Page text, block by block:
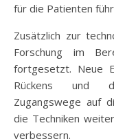
für die Patienten
Zusätzlich zur
Forschung im
fortgesetzt. Neue
Rückens und
Zugangswege auf
die Techniken
verbessern.